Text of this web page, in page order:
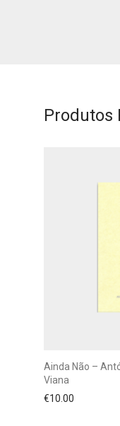
Produtos
Ainda Não –
Viana
€10.00